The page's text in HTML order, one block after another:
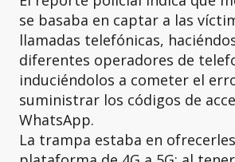
se basaba en captar a las
llamadas telefónicas,
diferentes operadores de
induciéndolos a cometer el
suministrar los códigos de
WhatsApp.
La trampa estaba en